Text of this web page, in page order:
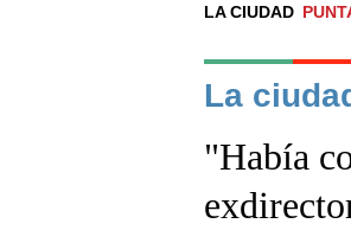
LA CIUDAD
Noticias
La
"Había